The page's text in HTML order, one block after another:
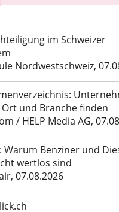
im Schweizer
Nordwestschweiz,
und Branche finden
/ HELP Media AG,
Warum Benziner und
wertlos sind
07.08.2026